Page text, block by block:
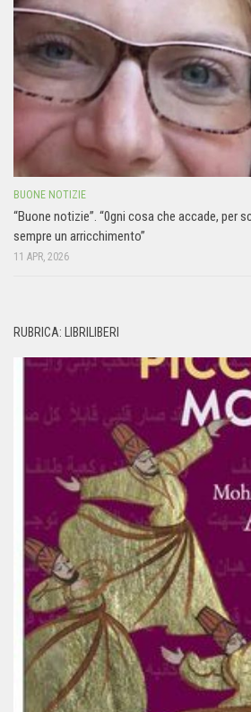
BUONE NOTIZIE
“Buone notizie”. “0gni cosa che accade, per
sempre un arricchimento”
11 APR, 2026
RUBRICA: LIBRILIBERI